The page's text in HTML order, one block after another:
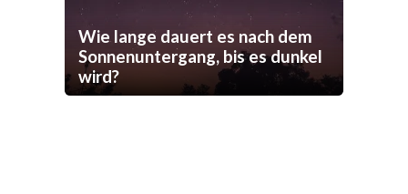
Wie lange dauert es nach dem
Sonnenuntergang, bis es dunkel
wird?